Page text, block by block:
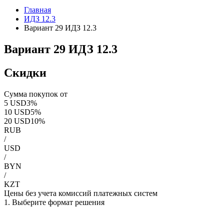
Главная
ИДЗ 12.3
Вариант 29 ИДЗ 12.3
Вариант 29 ИДЗ 12.3
Скидки
Сумма покупок от
5 USD3%
10 USD5%
20 USD10%
RUB
/
USD
/
BYN
/
KZT
Цены без учета комиссий платежных систем
1. Выберите формат решения